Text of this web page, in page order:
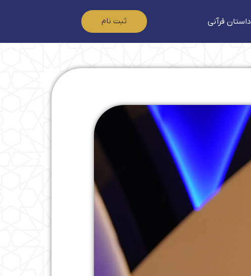
داستان قرآنی ثبت نام